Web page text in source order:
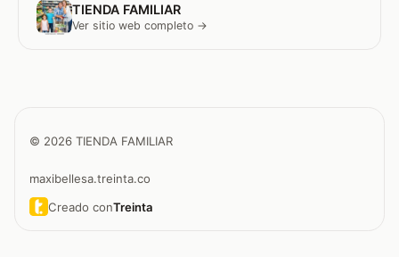
TIENDA FAMILIAR
Ver sitio web completo →
© 2026 TIENDA FAMILIAR
maxibellesa.treinta.co
Creado conTreinta